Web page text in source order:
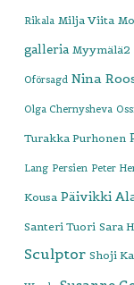
Rikala Milja Viita
galleria Myymälä2
Oförsagd Nina
Olga Chernysheva
Turakka Purhonen
Lang Persien Peter
Kousa Päivikki
Santeri Tuori Sara
Sculptor Shoji